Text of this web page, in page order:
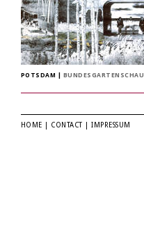
POTSDAM BUNDESGARTENSCHAU
HOME CONTACT |IMPRESSUM